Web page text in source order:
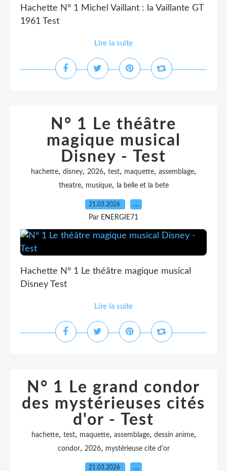
Hachette N° 1 Michel Vaillant : la Vaillante GT
1961 Test
Lire la suite
N° 1 Le théâtre
magique musical
Disney - Test
hachette, disney, 2026, test, maquette, assemblage,
theatre, musique, la belle et la bete
21.03.2026 …
Par ENERGIE71
Hachette N° 1 Le théâtre magique musical
Disney Test
Lire la suite
N° 1 Le grand condor
des mystérieuses cités
d'or - Test
hachette, test, maquette, assemblage, dessin anime,
condor, 2026, mystérieuse cite d'or
21.03.2026 …